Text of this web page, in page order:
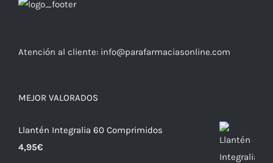
Atención al cliente: info@parafarmaciasonline.com
MEJOR VALORADOS
Llantén Integralia 60 Comprimidos
4,95€